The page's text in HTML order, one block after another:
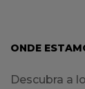
ONDE
Descubra a